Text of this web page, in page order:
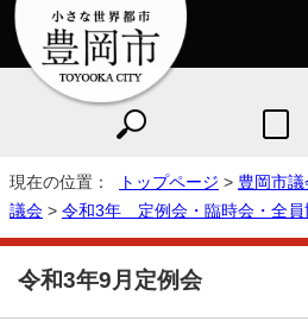
現在の位置： トップページ > 豊岡市議
議会 > 令和3年 定例会・臨時会・全員
令和3年9月定例会